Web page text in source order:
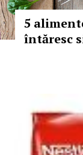
5
întăresc